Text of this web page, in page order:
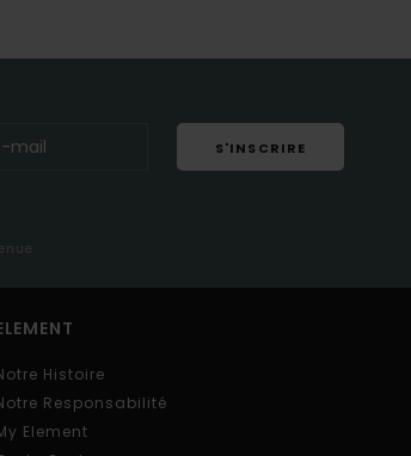
S'INSCRIRE
Histoire
Responsabilité
Element